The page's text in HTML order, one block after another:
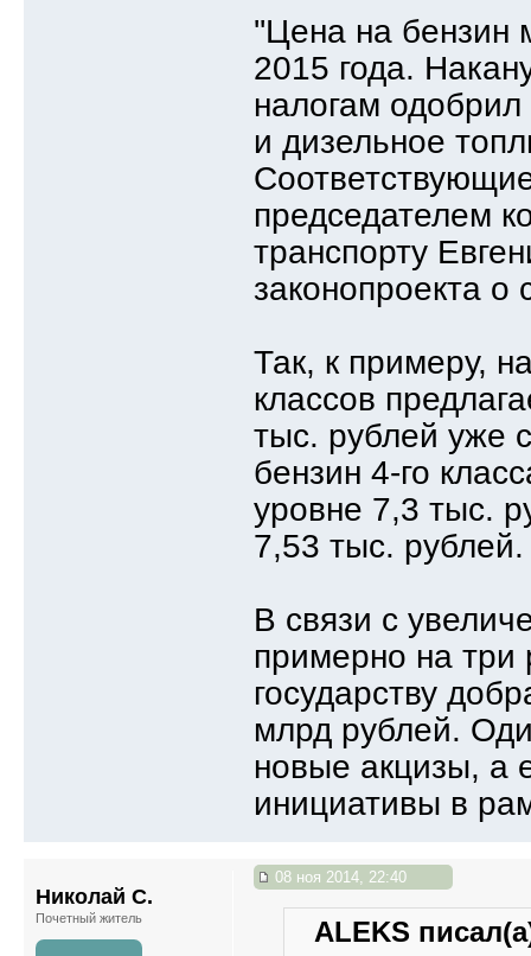
''Цена на бензин
2015 года.
налогам
и дизельное
председателем
транспорту
законопроекта о
Так, к примеру,
классов
тыс. рублей уже
бензин 4-го
уровне 7,3 тыс.
7,53 тыс. рублей.
В связи с
примерно на три
государству
млрд рублей.
новые акцизы, а
инициативы в
08 ноя 2014, 22:40
ALEKS
Николай С.
Почетный житель